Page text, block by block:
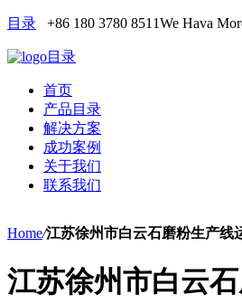
目录 +86 180 3780 8511We Hava
目录
首页
产品目录
解决方案
成功案例
关于我们
联系我们
Home/江苏徐州市白云石磨粉生产线
江苏徐州市白云